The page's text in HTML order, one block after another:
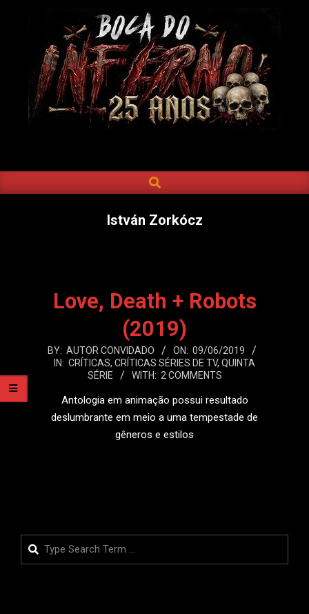
DO
INFERNO
Navigation
SEARCH
István Zorkócz
Love, Death + Robots
(2019)
2019-
06-
BY: AUTOR CONVIDADO ON: 09/06/2019
IN: CRÍTICAS, CRÍTICAS SÉRIES DE TV, QUINTA
SÉRIE
WITH: 2 COMMENTS
Antologia em animação possui resultado
deslumbrante em meio a uma tempestade de
gêneros e estilos
Search